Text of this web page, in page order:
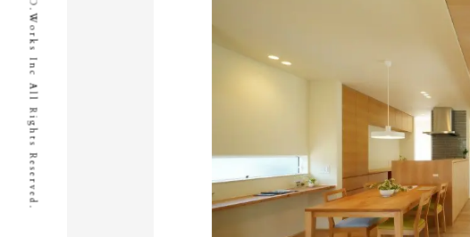
© I.D.Works Inc All Rights Reserved.